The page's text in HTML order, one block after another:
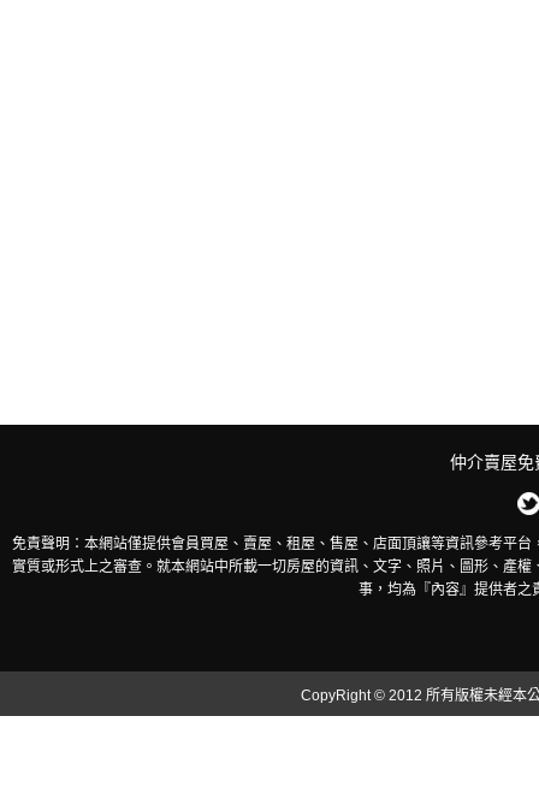
仲介賣屋
免責聲明：本網站僅提供會員買屋、賣屋、租屋、售屋、店面頂讓等資訊參考平
實質或形式上之審查。就本網站中所載一切房屋的資訊、文字、照片、圖形、產
事，均為『內容』提供者之
CopyRight © 2012 所有版權未經本